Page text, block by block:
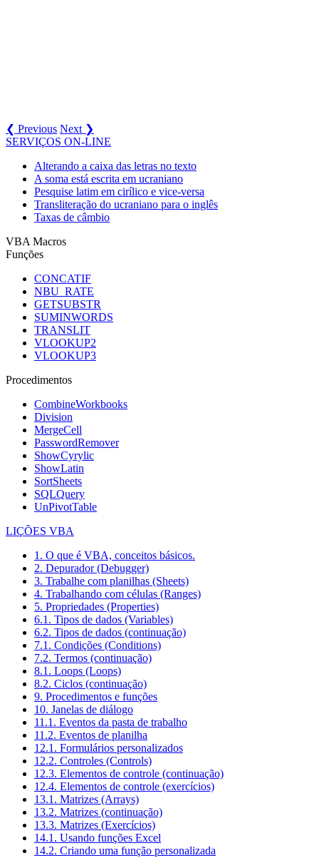
❮ Previous Next ❯
SERVIÇOS ON-LINE
Alterando a caixa das letras no texto
A soma está escrita em ucraniano
Pesquise latim em cirílico e vice-versa
Transliteração do ucraniano para o inglês
Taxas de câmbio
VBA Macros
Funções
CONCATIF
NBU_RATE
GETSUBSTR
SUMINWORDS
TRANSLIT
VLOOKUP2
VLOOKUP3
Procedimentos
CombineWorkbooks
Division
MergeCell
PasswordRemover
ShowCyrylic
ShowLatin
SortSheets
SQLQuery
UnPivotTable
LIÇÕES VBA
1. O que é VBA, conceitos básicos.
2. Depurador (Debugger)
3. Trabalhe com planilhas (Sheets)
4. Trabalhando com células (Ranges)
5. Propriedades (Properties)
6.1. Tipos de dados (Variables)
6.2. Tipos de dados (continuação)
7.1. Condições (Conditions)
7.2. Termos (continuação)
8.1. Loops (Loops)
8.2. Ciclos (continuação)
9. Procedimentos e funções
10. Janelas de diálogo
11.1. Eventos da pasta de trabalho
11.2. Eventos de planilha
12.1. Formulários personalizados
12.2. Controles (Controls)
12.3. Elementos de controle (continuação)
12.4. Elementos de controle (exercícios)
13.1. Matrizes (Arrays)
13.2. Matrizes (continuação)
13.3. Matrizes (Exercícios)
14.1. Usando funções Excel
14.2. Criando uma função personalizada